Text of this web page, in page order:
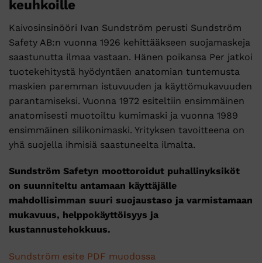
keuhkoille
Kaivosinsinööri Ivan Sundström perusti Sundström
Safety AB:n vuonna 1926 kehittääkseen suojamaskeja
saastunutta ilmaa vastaan. Hänen poikansa Per jatkoi
tuotekehitystä hyödyntäen anatomian tuntemusta
maskien paremman istuvuuden ja käyttömukavuuden
parantamiseksi. Vuonna 1972 esiteltiin ensimmäinen
anatomisesti muotoiltu kumimaski ja vuonna 1989
ensimmäinen silikonimaski. Yrityksen tavoitteena on
yhä suojella ihmisiä saastuneelta ilmalta.
Sundström Safetyn moottoroidut puhallinyksiköt
on suunniteltu antamaan käyttäjälle
mahdollisimman suuri suojaustaso ja varmistamaan
mukavuus, helppokäyttöisyys ja
kustannustehokkuus.
Sundström esite PDF muodossa